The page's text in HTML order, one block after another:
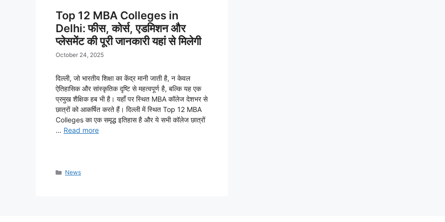
Top 12 MBA Colleges in
Delhi: फीस, कोर्स, एडमिशन और
प्लेसमेंट की पूरी जानकारी यहां से मिलेगी
October 24, 2025
दिल्ली, जो भारतीय शिक्षा का केंद्र मानी जाती है, न केवल
ऐतिहासिक और सांस्कृतिक दृष्टि से महत्वपूर्ण है, बल्कि यह एक
प्रमुख शैक्षिक हब भी है। यहाँ पर स्थित MBA कॉलेज देशभर से
छात्रों को आकर्षित करते हैं। दिल्ली में स्थित Top 12 MBA
Colleges का एक समृद्ध इतिहास है और ये सभी कॉलेज छात्रों
… Read more
Categories
News